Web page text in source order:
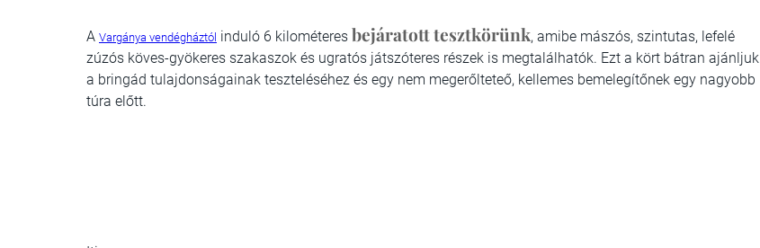
A Vargánya vendégháztól induló 6 kilométeres bejáratott tesztkörünk, amibe mászós, szintutas, lefelé
zúzós köves-gyökeres szakaszok és ugratós játszóteres részek is megtalálhatók. Ezt a kört bátran ajánljuk
a bringád tulajdonságainak teszteléséhez és egy nem megerőlteteő, kellemes bemelegítőnek egy nagyobb
túra előtt.